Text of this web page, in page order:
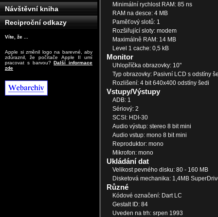
Návštěvní kniha
Reciproční odkazy
Víte, že ...
Apple si změnil logo na barevné, aby
zdůraznil, že počítače Apple II umí
pracovat s barvou?Další informace
zde
Minimální rychlost RAM: 85 ns
RAM na desce: 4 MB
Paměťový slotů: 1
Rozšiřující sloty: modem
Maximálně RAM: 14 MB
Level 1 cache: 0,5 kB
Monitor
Uhlopříčka obrazovky: 10"
Typ obrazovky: Pasivní LCD s odstíny
Rozlišení: 4 bit 640x400 odstíny šedi
Vstupy/Výstupy
ADB: 1
Sériový: 2
SCSI: HDI-30
Audio výstup: stereo 8 bit mini
Audio vstup: mono 8 bit mini
Reproduktor: mono
Mikrofon: mono
Ukládání dat
Velikost pevného disku: 80 - 160 MB
Disketová mechanika: 1,4MB
Různé
Kódové označení: Dart LC
Gestalt ID: 84
Uveden na trh: srpen 1993